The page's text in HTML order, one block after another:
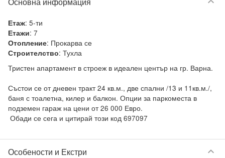
Етаж: 5-ти
Етажи: 7
Отопление: Прокарва се
Строителство: Тухла
Тристен апартамент в строеж в идеален център на гр. Варна.
Състои се от дневен тракт 24 кв.м., две спални /13 и 11кв.м./,
баня с тоалетна, килер и балкон. Опции за паркоместа в
подземен гараж на цени от 26 000 Евро.
Обади се сега и цитирай този код 697097
Особености и Екстри keyboard_arrow_down